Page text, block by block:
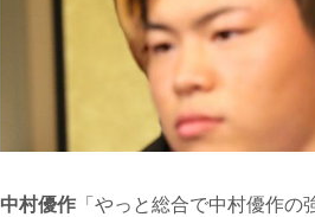
中村優作 「やっと総合で中村優作